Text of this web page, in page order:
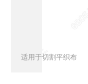
适用于切割平织布